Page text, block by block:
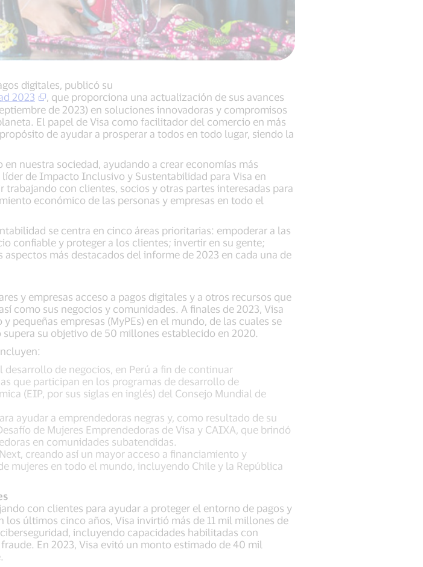
digitales, publicó su
2023
, que proporciona una actualización de sus avances
de 2023) en soluciones innovadoras y compromisos
El papel de Visa como facilitador del comercio en más
de ayudar a prosperar a todos en todo lugar, siendo la
nuestra sociedad, ayudando a crear economías más
de Impacto Inclusivo y Sustentabilidad para Visa en
trabajando con clientes, socios y otras partes interesadas para
económico de las personas y empresas en todo el
se centra en cinco áreas prioritarias: empoderar a las
confiable y proteger a los clientes; invertir en su gente;
más destacados del informe de 2023 en cada una de
y empresas acceso a pagos digitales y a otros recursos que
como sus negocios y comunidades. A finales de 2023, Visa
empresas (MyPEs) en el mundo, de las cuales se
su objetivo de 50 millones establecido en 2020.
de negocios, en Perú a fin de continuar
que participan en los programas de desarrollo de
(EIP, por sus siglas en inglés) del Consejo Mundial de
ayudar a emprendedoras negras y, como resultado de su
de Mujeres Emprendedoras de Visa y CAIXA, que brindó
en comunidades subatendidas.
creando así un mayor acceso a financiamiento y
mujeres en todo el mundo, incluyendo Chile y la República
con clientes para ayudar a proteger el entorno de pagos y
últimos cinco años, Visa invirtió más de 11 mil millones de
incluyendo capacidades habilitadas con
En 2023, Visa evitó un monto estimado de 40 mil